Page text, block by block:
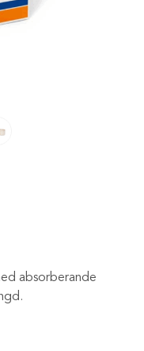
absorberande